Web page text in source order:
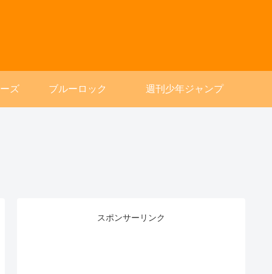
ズ ブルーロック 週刊少年ジャンプ
スポンサーリンク